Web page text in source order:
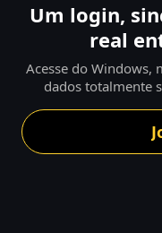
Um login,
real
Acesse do Windows,
dados totalmente